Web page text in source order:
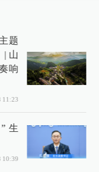
题
| 山
响
11:23
生
10:39